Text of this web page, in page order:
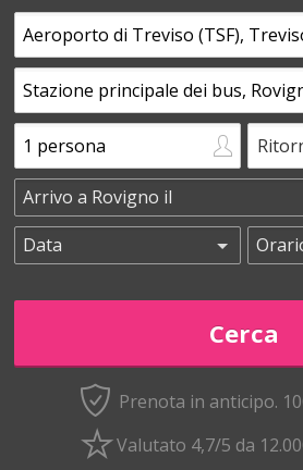
Prenota in anticipo.
Valutato 4,7/5 da